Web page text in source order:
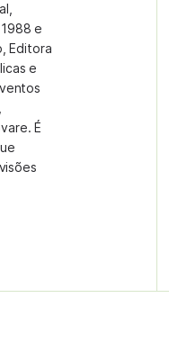
e
Editora
e
É